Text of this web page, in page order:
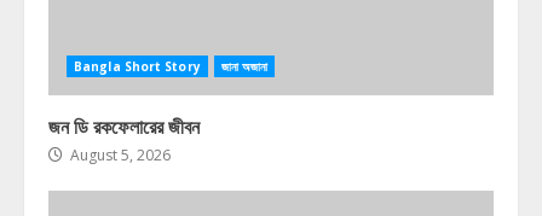
Bangla Short Story জানা অজানা
জন ডি রকফেলারের জীবন
August 5, 2026